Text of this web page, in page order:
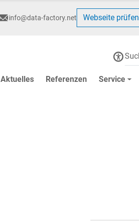
info@data-factory.net Webseite prüfen
Aktuelles Referenzen Service